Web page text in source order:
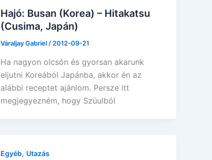
Hajó: Busan (Korea) – Hitakatsu
(Cusima, Japán)
Váraljay Gabriel / 2012-09-21
Ha nagyon olcsón és gyorsan akarunk
eljutni Koreából Japánba, akkor én az
alábbi receptet ajánlom. Persze itt
megjegyezném, hogy Szüulból
Egyéb, Utazás